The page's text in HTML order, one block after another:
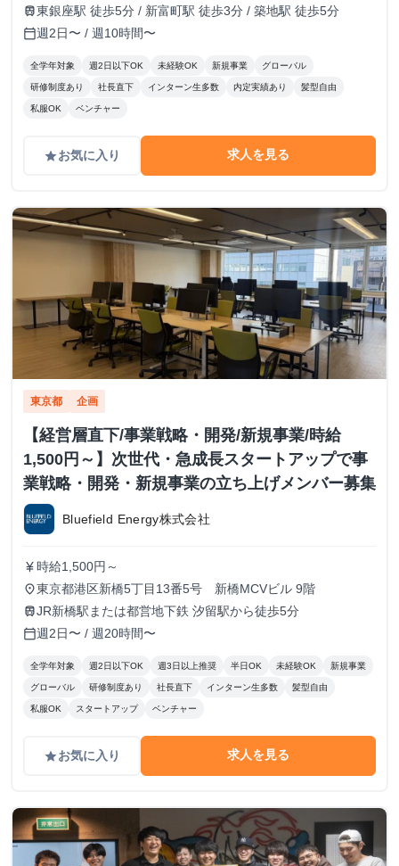
train東銀座駅 徒歩5分 / 新富町駅 徒歩3分 / 築地駅 徒歩5分
calendar_today週2日〜 / 週10時間〜
全学年対象 週2日以下OK 未経験OK 新規事業 グローバル
研修制度あり 社長直下 インターン生多数 内定実績あり 髪型自由
私服OK ベンチャー
gradeお気に入り 求人を見る
東京都 企画
【経営層直下/事業戦略・開発/新規事業/時給
1,500円～】次世代・急成長スタートアップで事
業戦略・開発・新規事業の立ち上げメンバー募集
Bluefield Energy株式会社
currency_yen 時給1,500円～
place東京都港区新橋5丁目13番5号 新橋MCVビル 9階
trainJR新橋駅または都営地下鉄 汐留駅から徒歩5分
calendar_today週2日〜 / 週20時間〜
全学年対象 週2日以下OK 週3日以上推奨 半日OK 未経験OK 新規事業
グローバル 研修制度あり 社長直下 インターン生多数 髪型自由
私服OK スタートアップ ベンチャー
gradeお気に入り 求人を見る